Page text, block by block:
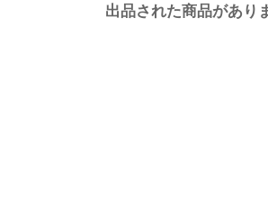
出品された商品があり